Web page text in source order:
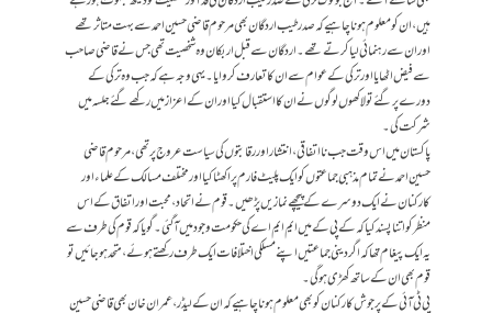
ہیں، ان کو معلوم ہونا چاہیے کہ صدر طیب اردگان بھی مرحوم قاضی حسین احمد سے بہت متاثر تھے
اور ان سے رہنمائی لیا کرتے تھے۔ اردگان سے قبل اربکان وہ شخصیت تھی جس نے قاضی صاحب
سے فیض اٹھایا اور ترکی کے عوام سے ان کا تعارف کروایا۔ یہی وجہ ہے کہ جب وہ ترکی کے
دورے پر گئے تو لاکھوں لوگوں نے ان کا استقبال کیا اور ان کے اعزاز میں رکھے گئے جلسہ میں
شرکت کی۔
پاکستان میں اس وقت جب نااتفاقی، انتشار اور رقابتوں کی سیاست عروج پر تھی، مرحوم قاضی
حسین احمد نے تمام مذہبی جماعتوں کو ایک پلیٹ فارم پر اکھٹا کیا اور مختلف مسالک کے علماء اور
کارکنان نے ایک دوسرے کے پیچھے نمازیں پڑھیں۔ قوم نے اتحاد ، محبت اور اتفاق کے اس
منظر کو اتنا پسند کیا کہ کے پی کے میں ایم ایم اے کی حکومت وجود میں آگئی۔ گویا کہ قوم کی طرف سے
یہ ایک پیغام تھا کہ اگر دینی جماعتیں اپنے مسلکی اختلافات ایک طرف رکھتے ہوئے، متحد ہوجائیں تو
قوم بھی ان کے ساتھ کھڑی ہوگی۔
پی ٹی آئی کے پرجوش کارکنان کو بھی معلوم ہونا چاہیے کہ ان کے لیڈر، عمران خان بھی قاضی حسین